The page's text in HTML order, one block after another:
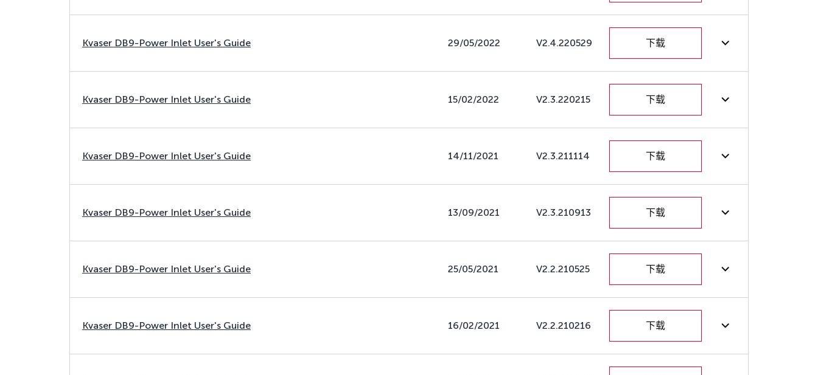
Kvaser DB9-Power Inlet User's Guide 29/05/2022 V2.4.220529 下载
Kvaser DB9-Power Inlet User's Guide 15/02/2022 V2.3.220215 下载
Kvaser DB9-Power Inlet User's Guide 14/11/2021 V2.3.211114 下载
Kvaser DB9-Power Inlet User's Guide 13/09/2021 V2.3.210913 下载
Kvaser DB9-Power Inlet User's Guide 25/05/2021 V2.2.210525 下载
Kvaser DB9-Power Inlet User's Guide 16/02/2021 V2.2.210216 下载